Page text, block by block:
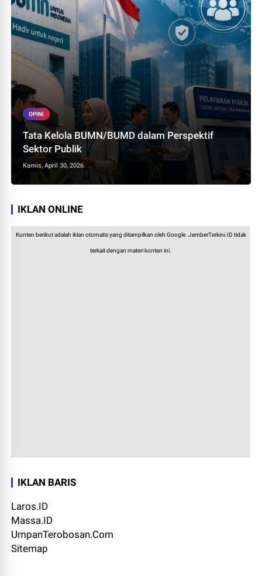
OPINI
Tata Kelola BUMN/BUMD dalam Perspektif
Sektor Publik
Kamis, April 30, 2026
IKLAN ONLINE
Konten berikut adalah iklan otomatis yang ditampilkan oleh Google. JemberTerkini.ID tidak
terkait dengan materi konten ini.
IKLAN BARIS
Laros.ID
Massa.ID
UmpanTerobosan.Com
Sitemap